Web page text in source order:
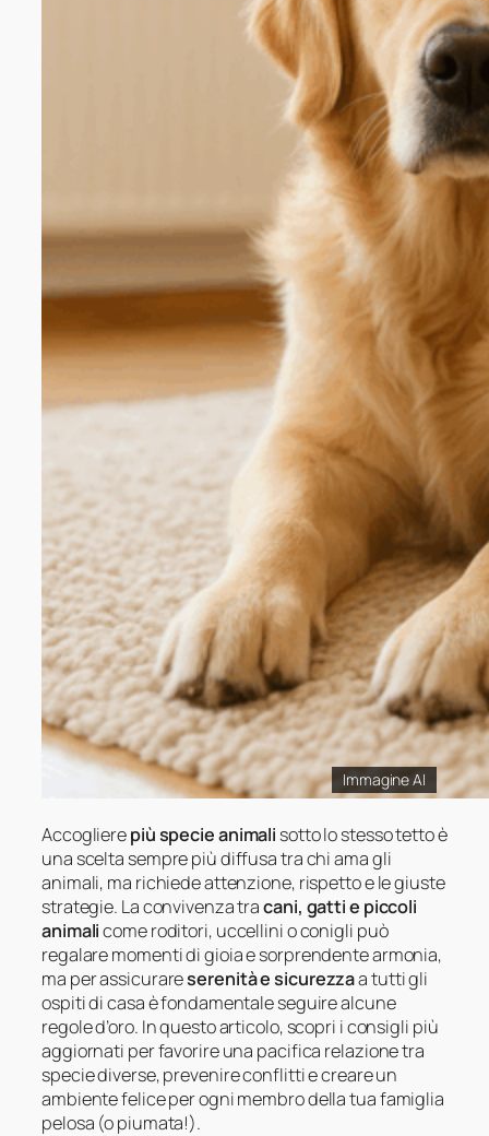
Immagine AI
Accoglierepiù specie animali sotto lo stesso tetto è
una scelta sempre più diffusa tra chi ama gli
animali, ma richiede attenzione, rispetto e le giuste
strategie. La convivenza tracani, gatti e piccoli
animalicome roditori, uccellini o conigli può
regalare momenti di gioia e sorprendente armonia,
ma per assicurareserenità e sicurezzaa tutti gli
ospiti di casa è fondamentale seguire alcune
regole d’oro. In questo articolo, scopri i consigli più
aggiornati per favorire una pacifica relazione tra
specie diverse, prevenire conflitti e creare un
ambiente felice per ogni membro della tua famiglia
pelosa (o piumata!).